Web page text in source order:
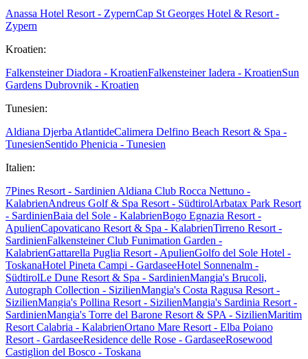
Anassa Hotel Resort - ZypernCap St Georges Hotel & Resort -
Zypern
Kroatien:
Falkensteiner Diadora - KroatienFalkensteiner Iadera - KroatienSun
Gardens Dubrovnik - Kroatien
Tunesien:
Aldiana Djerba AtlantideCalimera Delfino Beach Resort & Spa -
TunesienSentido Phenicia - Tunesien
Italien:
7Pines Resort - Sardinien Aldiana Club Rocca Nettuno -
KalabrienAndreus Golf & Spa Resort - SüdtirolArbatax Park Resort
- SardinienBaia del Sole - KalabrienBogo Egnazia Resort -
ApulienCapovaticano Resort & Spa - KalabrienTirreno Resort -
SardinienFalkensteiner Club Funimation Garden -
KalabrienGattarella Puglia Resort - ApulienGolfo del Sole Hotel -
ToskanaHotel Pineta Campi - GardaseeHotel Sonnenalm -
SüdtirolLe Dune Resort & Spa - SardinienMangia's Brucoli,
Autograph Collection - SizilienMangia's Costa Ragusa Resort -
SizilienMangia's Pollina Resort - SizilienMangia's Sardinia Resort -
SardinienMangia's Torre del Barone Resort & SPA - SizilienMaritim
Resort Calabria - KalabrienOrtano Mare Resort - Elba Poiano
Resort - GardaseeResidence delle Rose - GardaseeRosewood
Castiglion del Bosco - Toskana